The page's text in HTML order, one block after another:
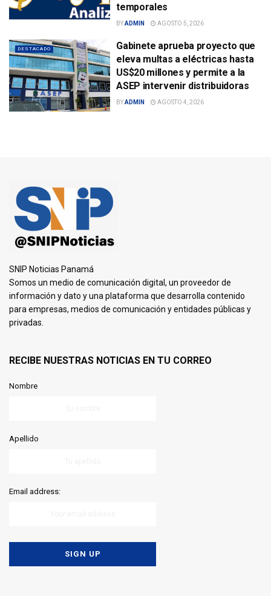
temporales
BYADMIN AGOSTO 5, 2026
DESTACADO
Gabinete aprueba proyecto que
eleva multas a eléctricas hasta
US$20 millones y permite a la
ASEP intervenir distribuidoras
BYADMIN AGOSTO 4, 2026
SNIP Noticias Panamá
Somos un medio de comunicación digital, un proveedor de
información y dato y una plataforma que desarrolla contenido
para empresas, medios de comunicación y entidades públicas y
privadas.
RECIBE NUESTRAS NOTICIAS EN TU CORREO
Nombre
Apellido
Email address: